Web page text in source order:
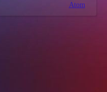
Atom